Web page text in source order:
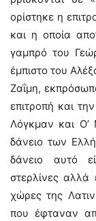
ορίστηκε η
και η οποία
γαμπρό του
έμπιστο του
Ζαΐμη,
επιτροπή και
Λόγκμαν και Ο’
δάνειο των
δάνειο αυτό
στερλίνες αλλά
χώρες της
που έφταναν